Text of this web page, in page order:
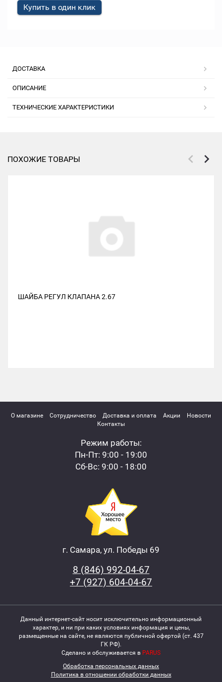
Купить в один клик
ДОСТАВКА
ОПИСАНИЕ
ТЕХНИЧЕСКИЕ ХАРАКТЕРИСТИКИ
ПОХОЖИЕ ТОВАРЫ
ШАЙБА РЕГУЛ КЛАПАНА 2.67
О магазине Сотрудничество Доставка и оплата Акции
Новости
Контакты
Режим работы:
Пн-Пт: 9:00 - 19:00
Сб-Вс: 9:00 - 18:00
г. Самара, ул. Победы 69
8 (846) 992-04-67
+7 (927) 604-04-67
Данный интернет-сайт носит исключительно информационный
характер, и ни при каких условиях информация и цены,
размещенные на сайте, не являются публичной офертой (ст. 437
ГК РФ).
Сделано и обслуживается в PARUS
Обработка персональных данных
Политика в отношении обработки данных